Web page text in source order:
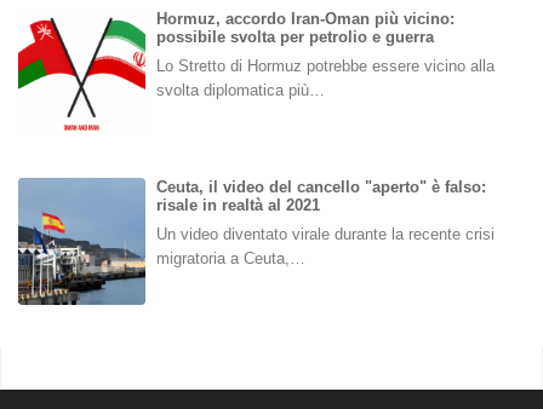
Hormuz, accordo Iran-Oman più vicino:
possibile svolta per petrolio e guerra
Lo Stretto di Hormuz potrebbe essere vicino alla
svolta diplomatica più…
Ceuta, il video del cancello "aperto" è falso:
risale in realtà al 2021
Un video diventato virale durante la recente crisi
migratoria a Ceuta,…